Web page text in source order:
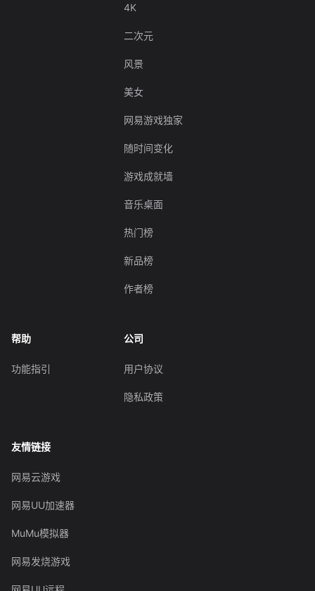
4K
二次元
风景
美女
网易游戏独家
随时间变化
游戏成就墙
音乐桌面
热门榜
新品榜
作者榜
帮助
功能指引
公司
用户协议
隐私政策
友情链接
网易云游戏
网易UU加速器
MuMu模拟器
网易发烧游戏